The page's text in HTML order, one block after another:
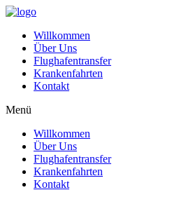
Zum
springenWillkommen
Über Uns
Flughafentransfer
Krankenfahrten
Kontakt
Menü
Willkommen
Über Uns
Flughafentransfer
Krankenfahrten
Kontakt